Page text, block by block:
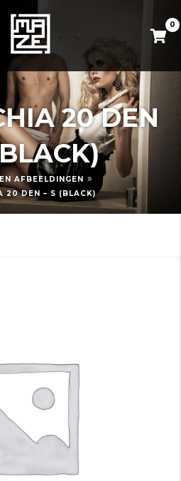
0
20 DEN
AFBEELDINGEN »
20 DEN – S (BLACK)